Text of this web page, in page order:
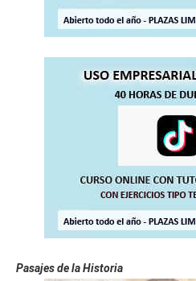
Pasajes de la Historia